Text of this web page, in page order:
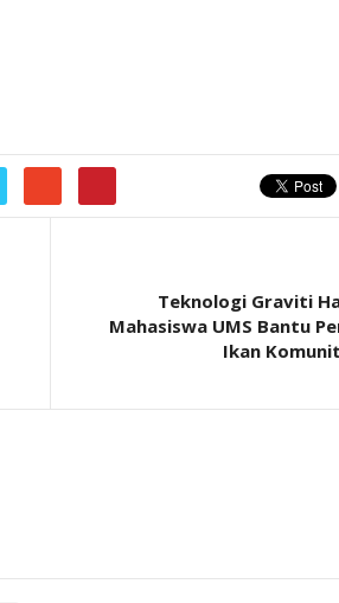
Teknologi Graviti
Mahasiswa UMS Bantu
Ikan